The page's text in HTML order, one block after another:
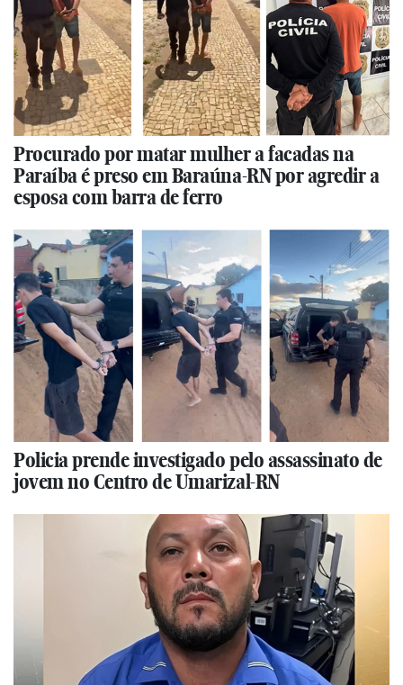
Procurado por matar mulher a facadas na
Paraíba é preso em Baraúna-RN por agredir a
esposa com barra de ferro
Policia prende investigado pelo assassinato de
jovem no Centro de Umarizal-RN